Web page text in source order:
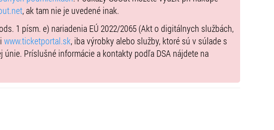
nevracia.
10 rokov. Deťomdo 10 rokov nie je vstup povolenýz dôvodu
zážitku pre všetkých návštevníkov.
nároku na zľavu.
/ nepremokavú bundu (dáždniky nie sú z hľadiska bezpečnosti
, ak tam nie je uvedené inak.
1 písm. e) nariadenia EÚ 2022/2065 (Akt o digitálnych službách,
www.ticketportal.sk, iba výrobky alebo služby, ktoré sú v súlade s
Príslušné informácie a kontakty podľa DSA nájdete na